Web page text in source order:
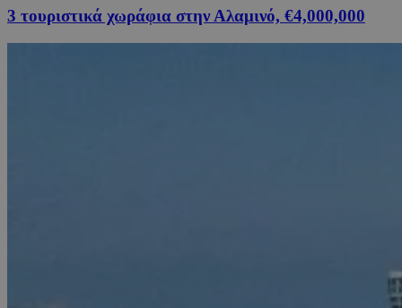
3 τουριστικά χωράφια στην Αλαμινό, €4,000,000